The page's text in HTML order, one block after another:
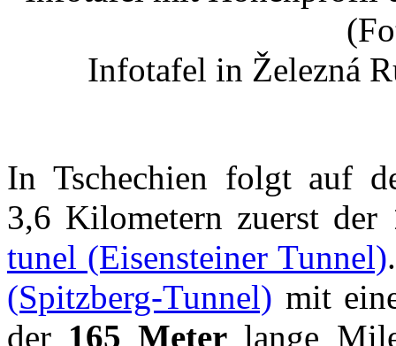
Infotafel in Železná
In Tschechien folgt auf
3,6 Kilometern zuerst der
tunel (Eisensteiner Tunnel)
(Spitzberg-Tunnel) mit
der 165 Meter lange